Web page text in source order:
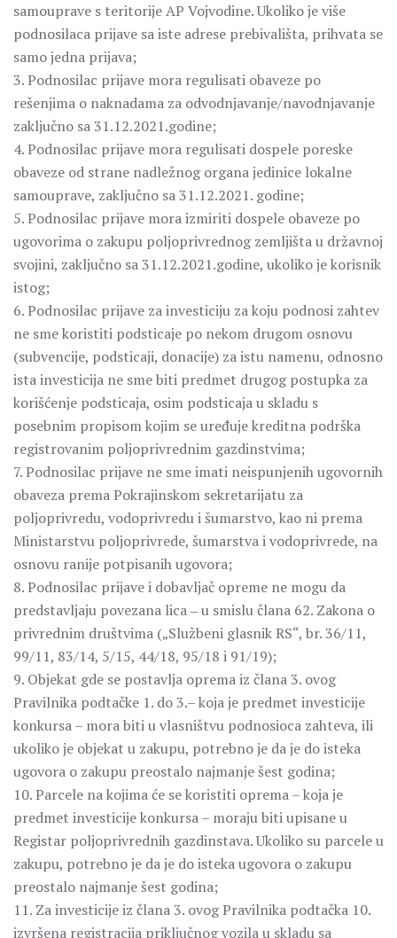
samouprave s teritorije AP Vojvodine. Ukoliko je više
podnosilaca prijave sa iste adrese prebivališta, prihvata se
samo jedna prijava;
3. Podnosilac prijave mora regulisati obaveze po
rešenjima o naknadama za odvodnjavanje/navodnjavanje
zaključno sa 31.12.2021.godine;
4. Podnosilac prijave mora regulisati dospele poreske
obaveze od strane nadležnog organa jedinice lokalne
samouprave, zaključno sa 31.12.2021. godine;
5. Podnosilac prijave mora izmiriti dospele obaveze po
ugovorima o zakupu poljoprivrednog zemljišta u državnoj
svojini, zaključno sa 31.12.2021.godine, ukoliko je korisnik
istog;
6. Podnosilac prijave za investiciju za koju podnosi zahtev
ne sme koristiti podsticaje po nekom drugom osnovu
(subvencije, podsticaji, donacije) za istu namenu, odnosno
ista investicija ne sme biti predmet drugog postupka za
korišćenje podsticaja, osim podsticaja u skladu s
posebnim propisom kojim se uređuje kreditna podrška
registrovanim poljoprivrednim gazdinstvima;
7. Podnosilac prijave ne sme imati neispunjenih ugovornih
obaveza prema Pokrajinskom sekretarijatu za
poljoprivredu, vodoprivredu i šumarstvo, kao ni prema
Ministarstvu poljoprivrede, šumarstva i vodoprivrede, na
osnovu ranije potpisanih ugovora;
8. Podnosilac prijave i dobavljač opreme ne mogu da
predstavljaju povezana lica ‒ u smislu člana 62. Zakona o
privrednim društvima („Službeni glasnik RS“, br. 36/11,
99/11, 83/14, 5/15, 44/18, 95/18 i 91/19);
9. Objekat gde se postavlja oprema iz člana 3. ovog
Pravilnika podtačke 1. do 3.– koja je predmet investicije
konkursa – mora biti u vlasništvu podnosioca zahteva, ili
ukoliko je objekat u zakupu, potrebno je da je do isteka
ugovora o zakupu preostalo najmanje šest godina;
10. Parcele na kojima će se koristiti oprema – koja je
predmet investicije konkursa – moraju biti upisane u
Registar poljoprivrednih gazdinstava. Ukoliko su parcele u
zakupu, potrebno je da je do isteka ugovora o zakupu
preostalo najmanje šest godina;
11. Za investicije iz člana 3. ovog Pravilnika podtačka 10.
izvršena registracija priključnog vozila u skladu sa